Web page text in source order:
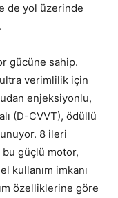
de yol üzerinde
gücüne sahip.
verimlilik için
enjeksiyonlu,
(D-CVVT), ödüllü
8 ileri
güçlü motor,
kullanım imkanı
özelliklerine göre